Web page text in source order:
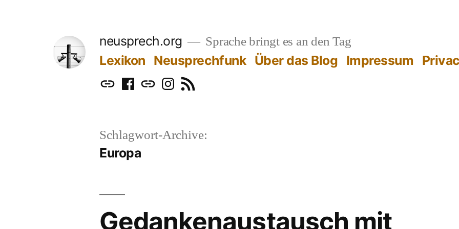
neusprech.org Sprache bringt es an den Tag
Lexikon Neusprechfunk Über das Blog Impressum
MastodonFacebook
BlueskyInstagram
RSS
Schlagwort-Archive:
Europa
Gedankenaustausch mit